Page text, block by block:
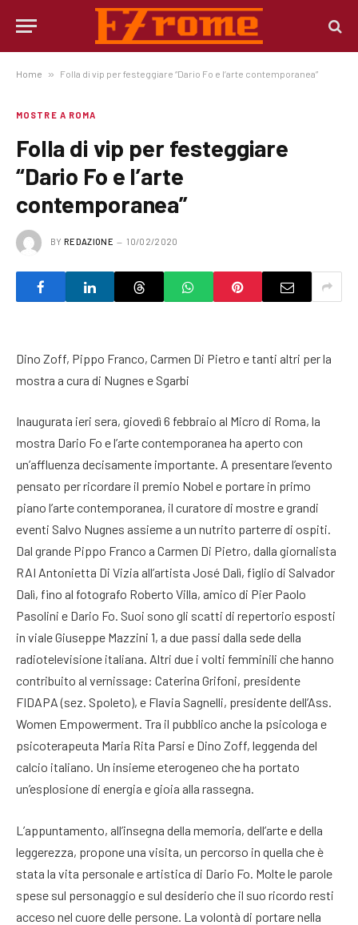
Home » Folla di vip per festeggiare “Dario Fo e l’arte contemporanea”
MOSTRE A ROMA
Folla di vip per festeggiare
“Dario Fo e l’arte
contemporanea”
BY REDAZIONE 10/02/2020
Dino Zoff, Pippo Franco, Carmen Di Pietro e tanti altri per la
mostra a cura di Nugnes e Sgarbi
Inaugurata ieri sera, giovedì 6 febbraio al Micro di Roma, la
mostra Dario Fo e l’arte contemporanea ha aperto con
un’affluenza decisamente importante. A presentare l’evento
pensato per ricordare il premio Nobel e portare in primo
piano l’arte contemporanea, il curatore di mostre e grandi
eventi Salvo Nugnes assieme a un nutrito parterre di ospiti.
Dal grande Pippo Franco a Carmen Di Pietro, dalla giornalista
RAI Antonietta Di Vizia all’artista José Dalì, figlio di Salvador
Dalì, fino al fotografo Roberto Villa, amico di Pier Paolo
Pasolini e Dario Fo. Suoi sono gli scatti di repertorio esposti
in viale Giuseppe Mazzini 1, a due passi dalla sede della
radiotelevisione italiana. Altri due i volti femminili che hanno
contribuito al vernissage: Caterina Grifoni, presidente
FIDAPA (sez. Spoleto), e Flavia Sagnelli, presidente dell’Ass.
Women Empowerment. Tra il pubblico anche la psicologa e
psicoterapeuta Maria Rita Parsi e Dino Zoff, leggenda del
calcio italiano. Un insieme eterogeneo che ha portato
un’esplosione di energia e gioia alla rassegna.
L’appuntamento, all’insegna della memoria, dell’arte e della
leggerezza, propone una visita, un percorso in quella che è
stata la vita personale e artistica di Dario Fo. Molte le parole
spese sul personaggio e sul desiderio che il suo ricordo resti
acceso nel cuore delle persone. La volontà di portare nella